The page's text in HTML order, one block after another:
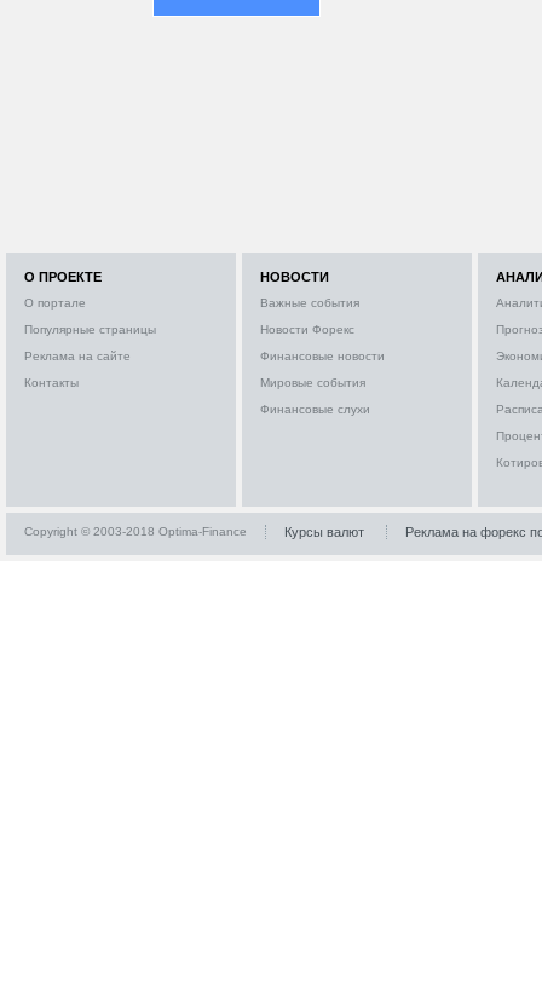
О ПРОЕКТЕ
О портале
Популярные страницы
Реклама на сайте
Контакты
НОВОСТИ
Важные события
Новости Форекс
Финансовые новости
Мировые события
Финансовые слухи
Copyright © 2003-2018 Optima-Finance Курсы валют Реклама на форекс